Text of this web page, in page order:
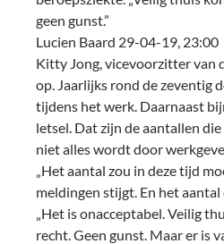
geen gunst.”
Lucien Baard 29-04-19, 23:00
Kitty Jong, vicevoorzitter van
op. Jaarlijks rond de zeventig
tijdens het werk. Daarnaast
letsel. Dat zijn de aantallen
niet alles wordt door
„Het aantal zou in deze tijd
meldingen stijgt. En het aantal
„Het is onacceptabel. Veilig
recht. Geen gunst. Maar er is